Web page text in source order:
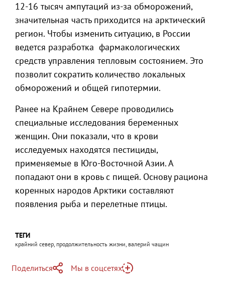
12-16 тысяч ампутаций из-за обморожений,
значительная часть приходится на арктический
регион. Чтобы изменить ситуацию, в России
ведется разработка фармакологических
средств управления тепловым состоянием. Это
позволит сократить количество локальных
обморожений и общей гипотермии.
Ранее на Крайнем Севере проводились
специальные исследования беременных
женщин. Они показали, что в крови
исследуемых находятся пестициды,
применяемые в Юго-Восточной Азии. А
попадают они в кровь с пищей. Основу рациона
коренных народов Арктики составляют
появления рыба и перелетные птицы.
ТЕГИ
крайний север, продолжительность жизни, валерий чащин
Поделиться
Мы в соцсетях